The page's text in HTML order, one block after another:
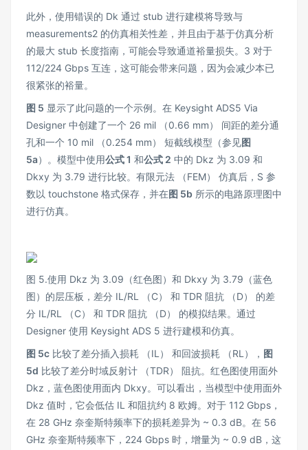
此外，使用错误的 Dk 通过 stub 进行建模将导致与
measurements2 的仿真相关性差，并且由于基于仿真分析
的最大 stub 长度指南，可能会导致通道裕量损失。3 对于
112/224 Gbps 互连，这可能会带来问题，因为会减少本已
很紧张的裕量。
图 5 显示了此问题的一个示例。在 Keysight ADS5 Via
Designer 中创建了一个 26 mil （0.66 mm） 间距的差分通
孔和一个 10 mil （0.254 mm） 短截线模型（参见图
5a）。模型中使用公式 1 和公式 2 中的 Dkz 为 3.09 和
Dkxy 为 3.79 进行比较。有限元法 （FEM） 仿真后，S 参
数以 touchstone 格式保存，并在图 5b 所示的电路原理图中
进行仿真。
图 5.使用 Dkz 为 3.09（红色图）和 Dkxy 为 3.79（蓝色
图）的层压板，差分 IL/RL （C） 和 TDR 阻抗 （D） 的差
分 IL/RL （C） 和 TDR 阻抗 （D） 的模拟结果。通过
Designer 使用 Keysight ADS 5 进行建模和仿真。
图 5c 比较了差分插入损耗 （IL） 和回波损耗 （RL）， 图
5d 比较了差分时域反射计 （TDR） 阻抗。红色图使用面外
Dkz，蓝色图使用面内 Dkxy。可以看出，当模型中使用面外
Dkz 值时，它会低估 IL 和阻抗约 8 欧姆。对于 112 Gbps，
在 28 GHz 奈奎斯特频率下的损耗差异为 ~ 0.3 dB。在 56
GHz 奈奎斯特频率下，224 Gbps 时，增量为 ~ 0.9 dB，这